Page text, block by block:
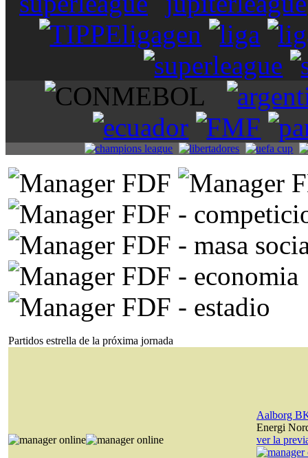
Partidos estrella de la próxima jornada
Aalborg
Energi
ver la